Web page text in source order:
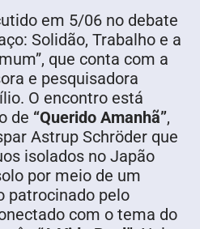
em 5/06 no debate
Solidão, Trabalho e a
que conta com a
e pesquisadora
O encontro está
de “Querido Amanhã”,
Astrup Schröder que
isolados no Japão
por meio de um
patrocinado pelo
com o tema do